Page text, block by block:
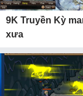
9K Truyền Kỳ
xưa